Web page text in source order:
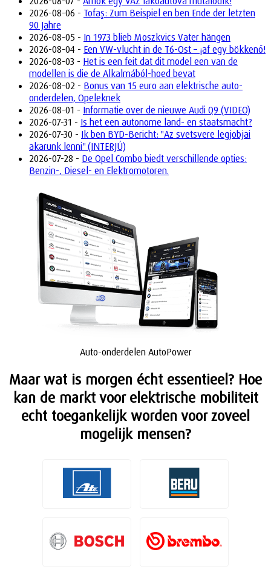
2026-08-06 - Tofaş: Zum Beispiel en ben Ende der letzten
90 Jahre
2026-08-05 - In 1973 blieb Moszkvics Vater hängen
2026-08-04 - Een VW-vlucht in de T6-Ost – ¡af egy bökkenő!
2026-08-03 - Het is een feit dat dit model een van de
modellen is die de Alkalmából-hoed bevat
2026-08-02 - Bonus van 15 euro aan elektrische auto-
onderdelen, Opeleknek
2026-08-01 - Informatie over de nieuwe Audi Q9 (VIDEO)
2026-07-31 - Is het een autonome land- en staatsmacht?
2026-07-30 - Ik ben BYD-Bericht: "Az svetsvere legjobjai
akarunk lenni" (INTERJÚ)
2026-07-28 - De Opel Combo biedt verschillende opties:
Benzin-, Diesel- en Elektromotoren.
Auto-onderdelen AutoPower
Maar wat is morgen écht essentieel? Hoe
kan de markt voor elektrische mobiliteit
echt toegankelijk worden voor zoveel
mogelijk mensen?